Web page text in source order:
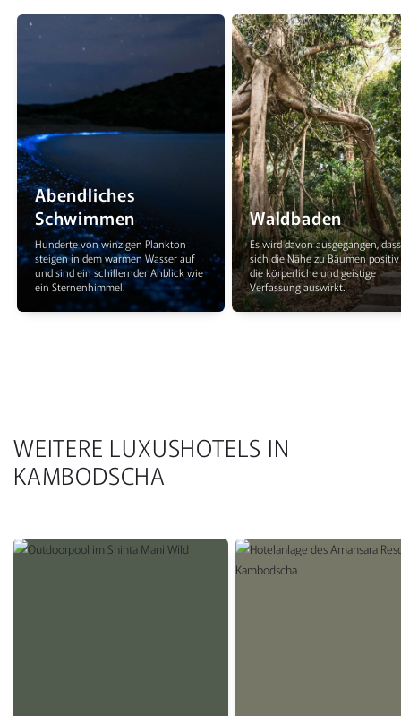
Abendliches
Schwimmen
Hunderte von winzigen Plankton
steigen in dem warmen Wasser auf
und sind ein schillernder Anblick wie
ein Sternenhimmel.
Waldbaden
Es wird davon ausgegangen, dass
sich die Nähe zu Bäumen
die körperliche und geistige
Verfassung auswirkt.
WEITERE LUXUSHOTELS IN
KAMBODSCHA